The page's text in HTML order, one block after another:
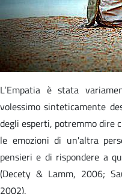
L‘Empatia è stata
volessimo sinteticamente
degli esperti, potremmo dire
le emozioni di un'altra
pensieri e di rispondere a
(Decety & Lamm, 2006;
2002).